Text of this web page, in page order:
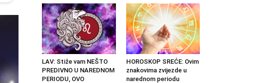
LAV: Stiže vam NEŠTO
PREDIVNO U NAREDNOM
PERIODU, OVO
HOROSKOP SREĆE: Ovim
znakovima zvijezde u
narednom periodu